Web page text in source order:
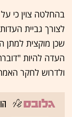
בהחלטה צוין כי
לצורך גביית
שכן מוקצית
העדה להיות
ולדרוש לחקר